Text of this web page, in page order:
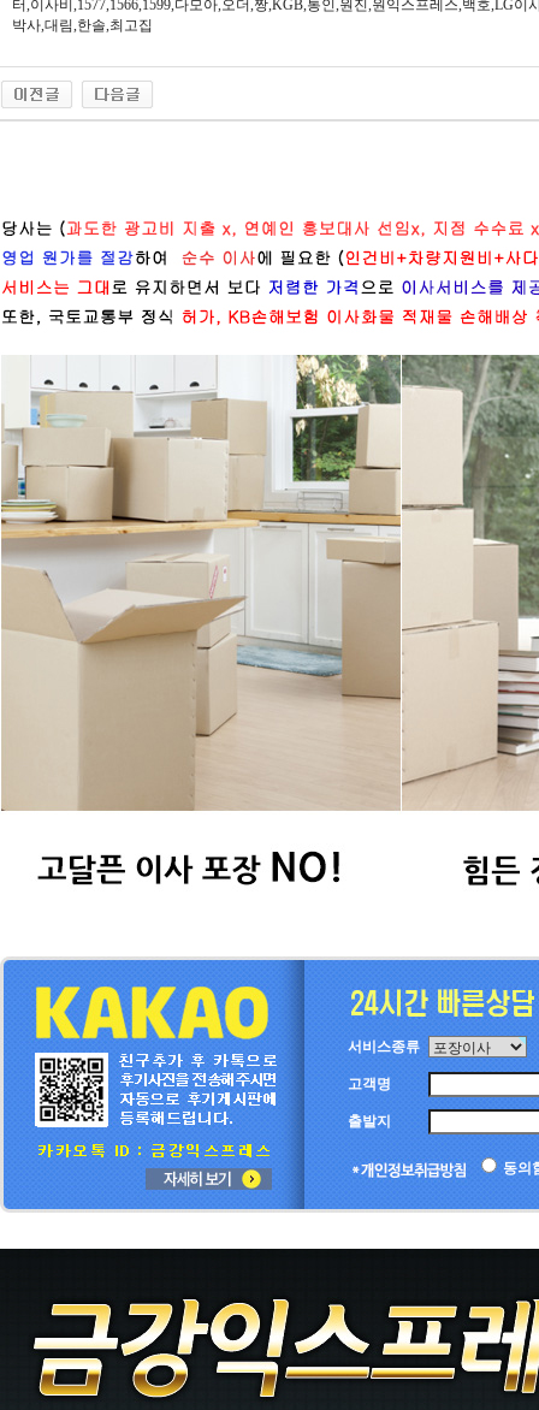
터,이사비,1577,1566,1599,다모아,오더,짱,KGB,통인,원진,원익스프레스,백호,LG
박사,대림,한솔,최고집
서비스종류
고객명
출발지
동의